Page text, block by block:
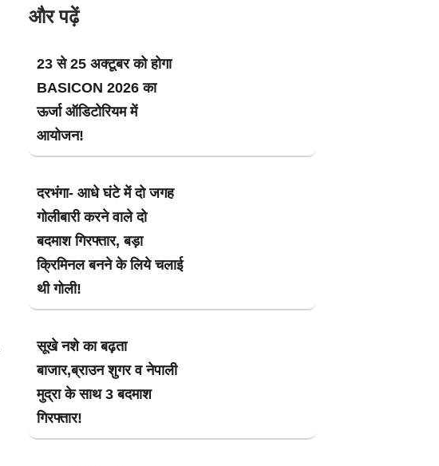
और पढ़ें
23 से 25 अक्टूबर को होगा
BASICON 2026 का
ऊर्जा ऑडिटोरियम में
आयोजन!
दरभंगा- आधे घंटे में दो जगह
गोलीबारी करने वाले दो
बदमाश गिरफ्तार, बड़ा
क्रिमिनल बनने के लिये चलाई
थी गोली!
सूखे नशे का बढ़ता
बाजार,ब्राउन शुगर व नेपाली
मुद्रा के साथ 3 बदमाश
गिरफ्तार!